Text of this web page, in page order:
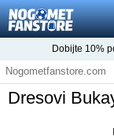
Dobijte 10%
Nogometfanstore.com
Dresovi